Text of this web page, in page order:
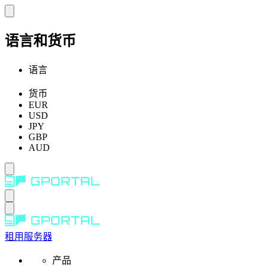
语言和货币
语言
货币
EUR
USD
JPY
GBP
AUD
租用服务器
产品